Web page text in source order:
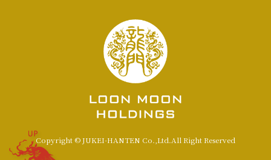
Copyright © JUKEI-HANTEN Co.,Ltd.All Right Reserved
UP